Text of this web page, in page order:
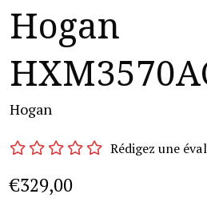
Hogan
Hogan
Rédigez une
€329,00